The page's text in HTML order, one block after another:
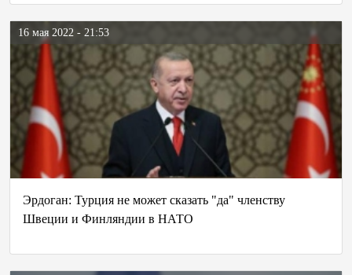
16 мая 2022 - 21:53
Эрдоган: Турция не может сказать "да" членству
Швеции и Финляндии в НАТО